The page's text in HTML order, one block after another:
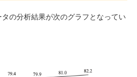
の分析結果が次のグラフとなってい